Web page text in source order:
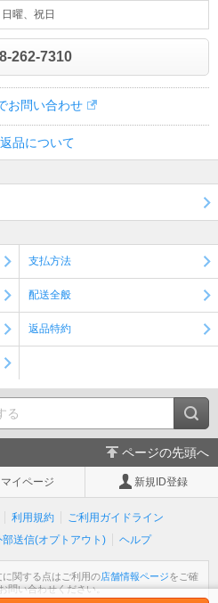
曜、祝日
262-7310
お問い合わせ
品について
支払方法
配送全般
返品特約
ページの先頭へ
マイページ 新規ID登録
利用規約
ご利用ガイドライン
部送信(オプトアウト) ヘルプ
関する点はご利用の店舗情報ページをご確
問い合わせください。